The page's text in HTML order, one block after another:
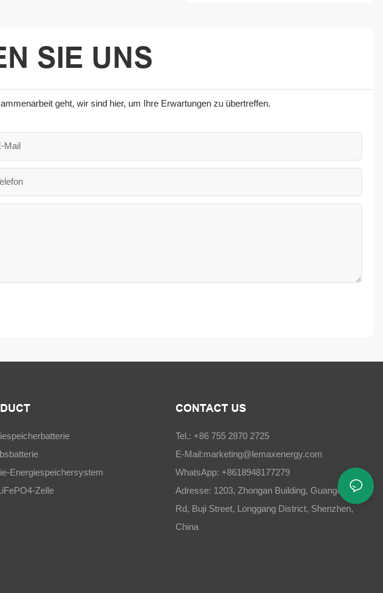
SIE UNS
geht, wir sind hier, um Ihre Erwartungen zu übertreffen.
Mail
Energiespeichersystem
Zelle
CONTACT US
Tel.: +86 755 2870 2725
E-Mail:marketing@lemaxenergy.com
WhatsApp: +8618948177279
Adresse: 1203, Zhongan Building, Guangchang
Rd, Buji Street, Longgang District, Shenzhen,
China